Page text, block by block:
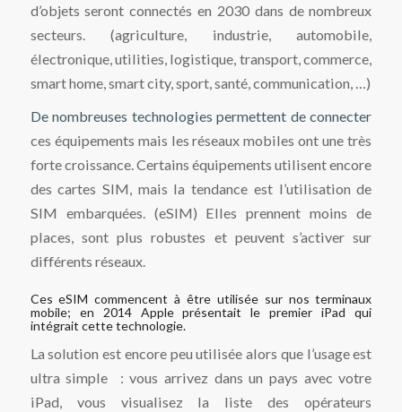
d’objets seront connectés en 2030 dans de nombreux
secteurs. (agriculture, industrie, automobile,
électronique, utilities, logistique, transport, commerce,
smart home, smart city, sport, santé, communication, …)
De nombreuses technologies permettent de connecter
ces équipements mais les réseaux mobiles ont une très
forte croissance. Certains équipements utilisent encore
des cartes SIM, mais la tendance est l’utilisation de
SIM embarquées. (eSIM) Elles prennent moins de
places, sont plus robustes et peuvent s’activer sur
différents réseaux.
Ces eSIM commencent à être utilisée sur nos terminaux
mobile; en 2014 Apple présentait le premier iPad qui
intégrait cette technologie.
La solution est encore peu utilisée alors que l’usage est
ultra simple : vous arrivez dans un pays avec votre
iPad, vous visualisez la liste des opérateurs